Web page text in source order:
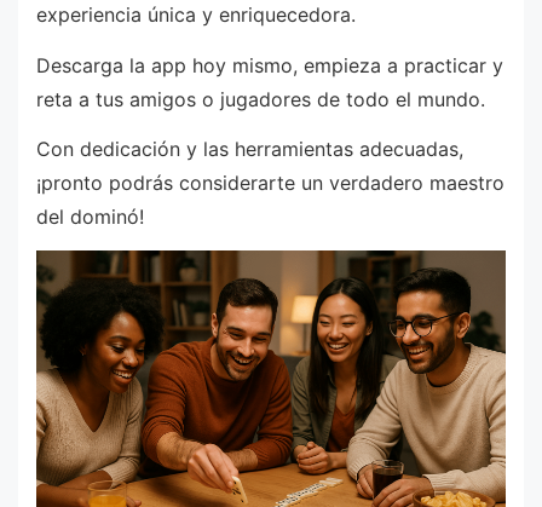
experiencia única y enriquecedora.
Descarga la app hoy mismo, empieza a practicar y
reta a tus amigos o jugadores de todo el mundo.
Con dedicación y las herramientas adecuadas,
¡pronto podrás considerarte un verdadero maestro
del dominó!